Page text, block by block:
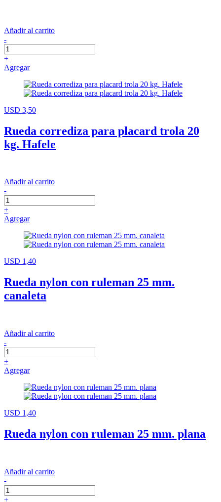
Añadir al carrito
-
+
Agregar
USD 3,50
Rueda corrediza para placard trola 20
kg. Hafele
Añadir al carrito
-
+
Agregar
USD 1,40
Rueda nylon con ruleman 25 mm.
canaleta
Añadir al carrito
-
+
Agregar
USD 1,40
Rueda nylon con ruleman 25 mm. plana
Añadir al carrito
-
+